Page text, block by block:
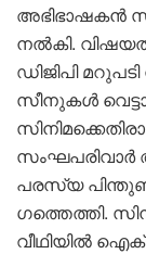
അഭിഭാഷകൻ
നൽകി.
ഡിജിപി
സീനുകൾ വെട്ടാൻ
സംഘപരിവാർ
പരസ്യ
ഗത്തെത്തി.
വീഥിയിൽ